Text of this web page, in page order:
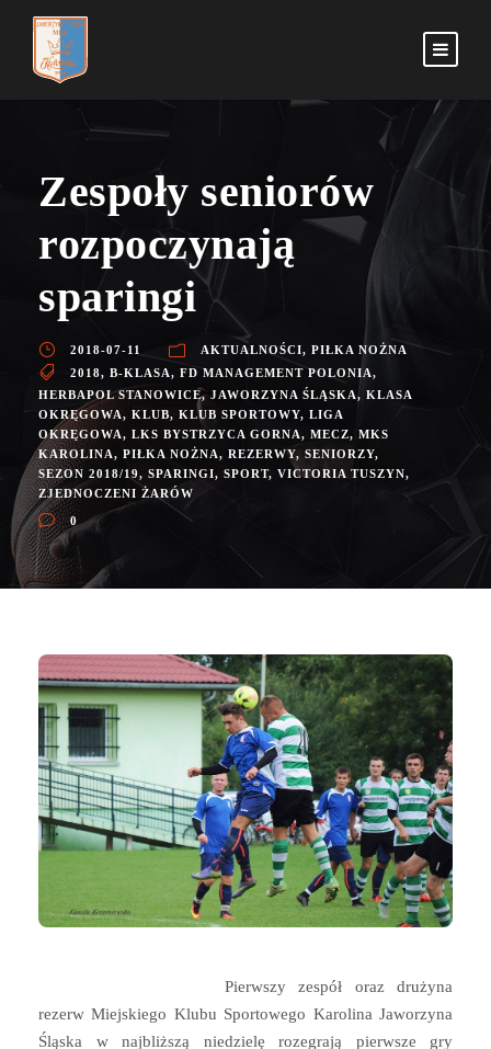
Zespoły seniorów
rozpoczynają
sparingi
2018-07-11 AKTUALNOŚCI, PIŁKA NOŻNA
2018, B-KLASA, FD MANAGEMENT POLONIA,
HERBAPOL STANOWICE, JAWORZYNA ŚLĄSKA, KLASA
OKRĘGOWA, KLUB, KLUB SPORTOWY, LIGA
OKRĘGOWA, LKS BYSTRZYCA GORNA, MECZ, MKS
KAROLINA, PIŁKA NOŻNA, REZERWY, SENIORZY,
SEZON 2018/19, SPARINGI, SPORT, VICTORIA TUSZYN,
ZJEDNOCZENI ŻARÓW
0
Pierwszy zespół oraz drużyna
rezerw Miejskiego Klubu Sportowego Karolina Jaworzyna
Śląska w najbliższą niedzielę rozegrają pierwsze gry